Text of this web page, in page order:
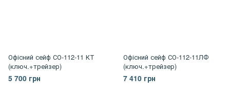
Офісний сейф СО-112-11 КТ
(ключ.+трейзер)
5 700 грн
Офісний сейф СО-112-11ЛФ
(ключ.+трейзер)
7 410 грн